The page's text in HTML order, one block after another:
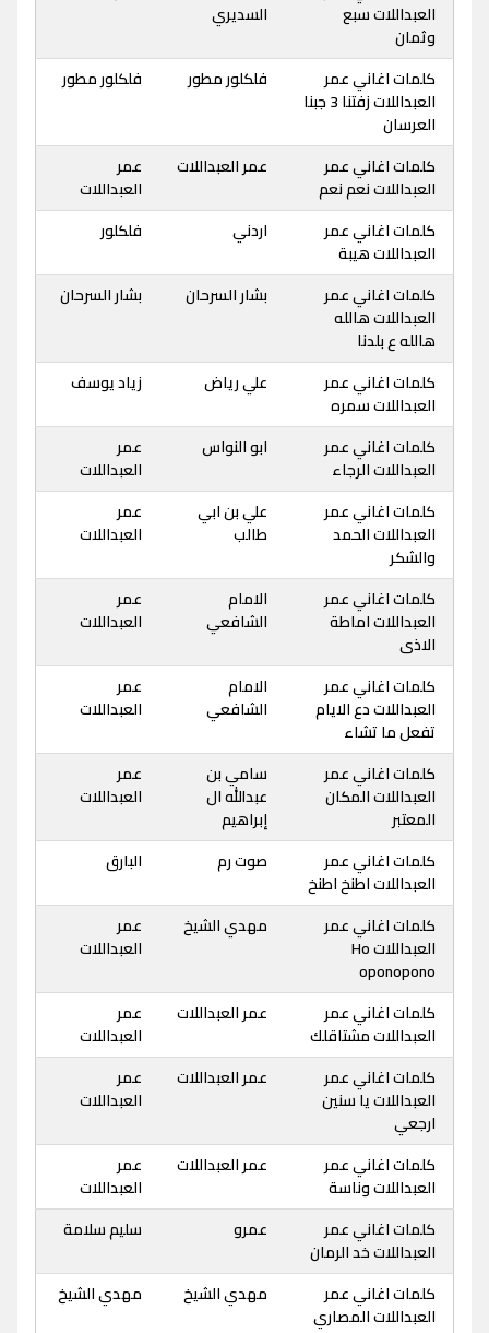
العبداللات سبع
وثمان
السديري
كلمات اغاني عمر
العبداللات زفتنا 3 جبنا
العرسان
فلكلور مطور فلكلور مطور
كلمات اغاني عمر
العبداللات نعم نعم
عمر العبداللات
عمر
العبداللات
كلمات اغاني عمر
العبداللات هيبة
اردني فلكلور
كلمات اغاني عمر
العبداللات هالله
هالله ع بلدنا
بشار السرحان بشار السرحان
كلمات اغاني عمر
العبداللات سمره
علي رياض زياد يوسف
كلمات اغاني عمر
العبداللات الرجاء
ابو النواس
عمر
العبداللات
كلمات اغاني عمر
العبداللات الحمد
والشكر
علي بن ابي
طالب
عمر
العبداللات
كلمات اغاني عمر
العبداللات اماطة
الاذى
الامام
الشافعي
عمر
العبداللات
كلمات اغاني عمر
العبداللات دع الايام
تفعل ما تشاء
الامام
الشافعي
عمر
العبداللات
كلمات اغاني عمر
العبداللات المكان
المعتبر
سامي بن
عبدالله ال
إبراهيم
عمر
العبداللات
كلمات اغاني عمر
العبداللات اطنخ اطنخ
صوت رم البارق
كلمات اغاني عمر
العبداللات Ho
oponopono
مهدي الشيخ
عمر
العبداللات
كلمات اغاني عمر
العبداللات مشتاقلك
عمر العبداللات
عمر
العبداللات
كلمات اغاني عمر
العبداللات يا سنين
ارجعي
عمر العبداللات
عمر
العبداللات
كلمات اغاني عمر
العبداللات وناسة
عمر العبداللات
عمر
العبداللات
كلمات اغاني عمر
العبداللات خد الرمان
عمرو سليم سلامة
كلمات اغاني عمر
العبداللات المصاري
مهدي الشيخ مهدي الشيخ